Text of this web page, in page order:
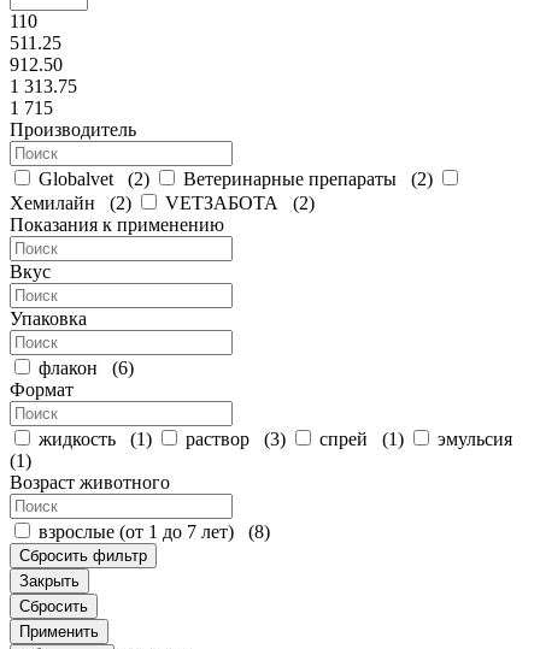
110
511.25
912.50
1 313.75
1 715
Производитель
Globalvet (2) Ветеринарные препараты (2)
Хемилайн (2) VЕТЗАБОТА (2)
Показания к применению
Вкус
Упаковка
флакон (6)
Формат
жидкость (1) раствор (3) спрей (1)
эмульсия
(1)
Возраст животного
взрослые (от 1 до 7 лет) (8)
Сбросить фильтр
Закрыть
Сбросить
Применить